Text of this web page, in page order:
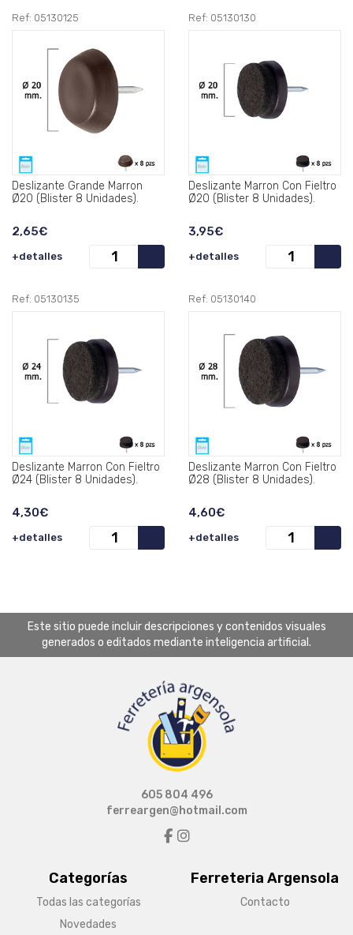
Ref: 05130125
Deslizante Grande Marron
Ø20 (Blister 8 Unidades).
2,65€
+detalles
Ref: 05130130
Deslizante Marron Con Fieltro
Ø20 (Blister 8 Unidades).
3,95€
+detalles
Ref: 05130135
Deslizante Marron Con Fieltro
Ø24 (Blister 8 Unidades).
4,30€
+detalles
Ref: 05130140
Deslizante Marron Con Fieltro
Ø28 (Blister 8 Unidades).
4,60€
+detalles
Este sitio puede incluir descripciones y contenidos visuales
generados o editados mediante inteligencia artificial.
Categorías
Todas las categorías
Novedades
Ferreteria Argensola
Contacto
605 804 496
ferreargen@hotmail.com